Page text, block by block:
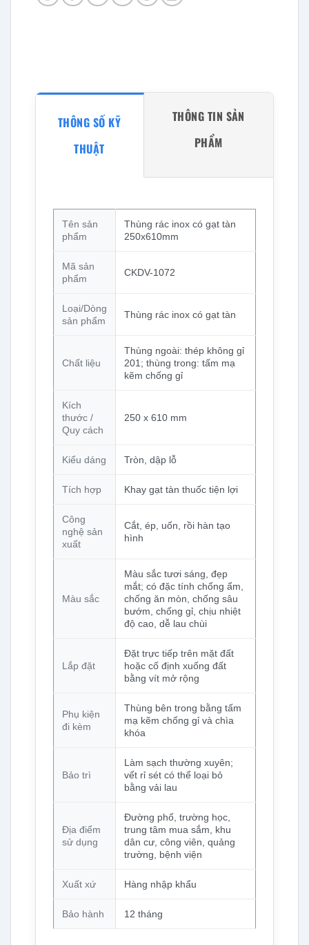
THÔNG SỐ KỸ
THUẬT
THÔNG TIN SẢN
PHẨM
Tên sản
phẩm
Thùng rác inox có gạt tàn
250x610mm
Mã sản
phẩm
CKDV-1072
Loại/Dòng
sản phẩm
Thùng rác inox có gạt tàn
Chất liệu
Thùng ngoài: thép không gỉ
201; thùng trong: tấm mạ
kẽm chống gỉ
Kích
thước /
Quy cách
250 x 610 mm
Kiểu dáng Tròn, dập lỗ
Tích hợp Khay gạt tàn thuốc tiện lợi
Công
nghệ sản
xuất
Cắt, ép, uốn, rồi hàn tạo
hình
Màu sắc
Màu sắc tươi sáng, đẹp
mắt; có đặc tính chống ẩm,
chống ăn mòn, chống sâu
bướm, chống gỉ, chịu nhiệt
độ cao, dễ lau chùi
Lắp đặt
Đặt trực tiếp trên mặt đất
hoặc cố định xuống đất
bằng vít mở rộng
Phụ kiện
đi kèm
Thùng bên trong bằng tấm
mạ kẽm chống gỉ và chìa
khóa
Bảo trì
Làm sạch thường xuyên;
vết rỉ sét có thể loại bỏ
bằng vải lau
Địa điểm
sử dụng
Đường phố, trường học,
trung tâm mua sắm, khu
dân cư, công viên, quảng
trường, bệnh viện
Xuất xứ Hàng nhập khẩu
Bảo hành 12 tháng